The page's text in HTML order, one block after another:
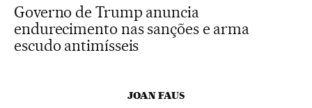
Governo de Trump anuncia
endurecimento nas sanções e arma
escudo antimísseis
JOAN FAUS